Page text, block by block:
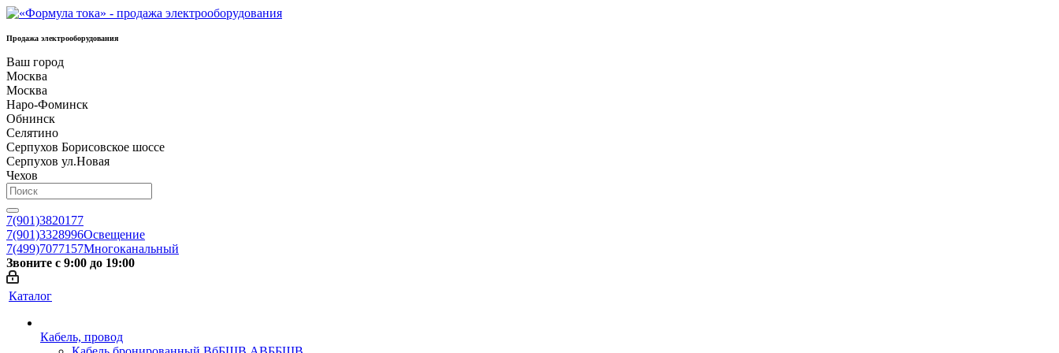
Продажа электрооборудования
Ваш город
Москва
Москва
Наро-Фоминск
Обнинск
Селятино
Серпухов Борисовское шоссе
Серпухов ул.Новая
Чехов
7(901)3820177
7(901)3328996Освещение
7(499)7077157Многоканальный
Звоните с 9:00 до 19:00
Каталог
Кабель, провод